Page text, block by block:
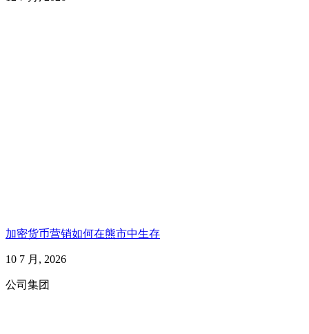
加密货币营销如何在熊市中生存
10 7 月, 2026
公司集团